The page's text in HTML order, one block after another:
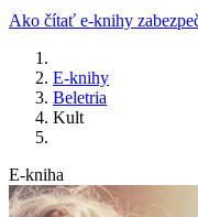
Ako čítať e-knihy
E-knihy
Beletria
Kult
E-kniha